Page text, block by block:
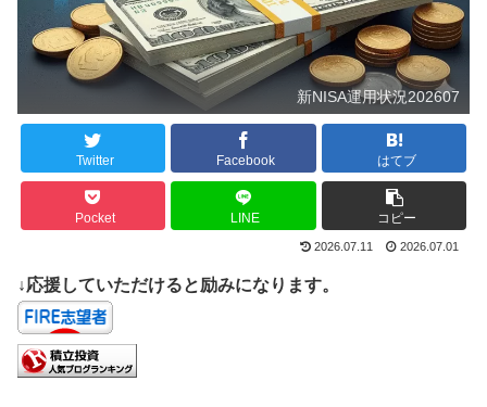
新NISA運用状況202607
Twitter Facebook はてブ
Pocket LINE コピー
2026.07.11 2026.07.01
↓応援していただけると励みになります。